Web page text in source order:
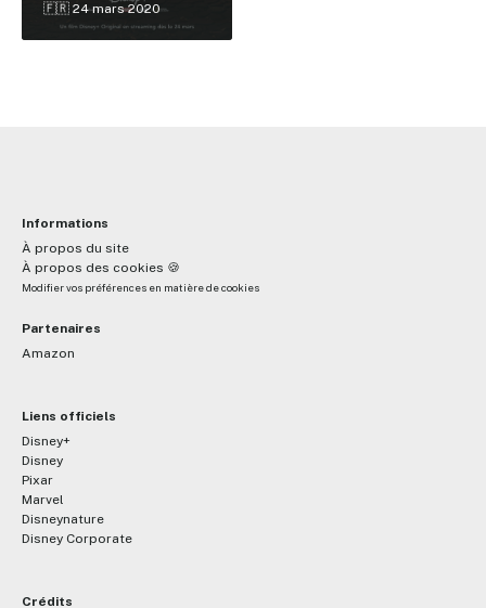
🇫🇷 24 mars 2020
Informations
À propos du site
À propos des cookies 🍪
Modifier vos préférences en matière de cookies
Partenaires
Amazon
Liens officiels
Disney+
Disney
Pixar
Marvel
Disneynature
Disney Corporate
Crédits